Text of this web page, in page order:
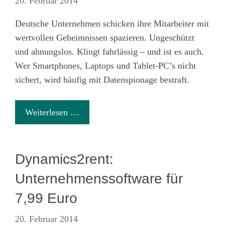
Deutsche Unternehmen schicken ihre Mitarbeiter mit
wertvollen Geheimnissen spazieren. Ungeschützt
und ahnungslos. Klingt fahrlässig – und ist es auch.
Wer Smartphones, Laptops und Tablet-PC’s nicht
sichert, wird häufig mit Datenspionage bestraft.
Weiterlesen …
Dynamics2rent:
Unternehmenssoftware für
7,99 Euro
20. Februar 2014